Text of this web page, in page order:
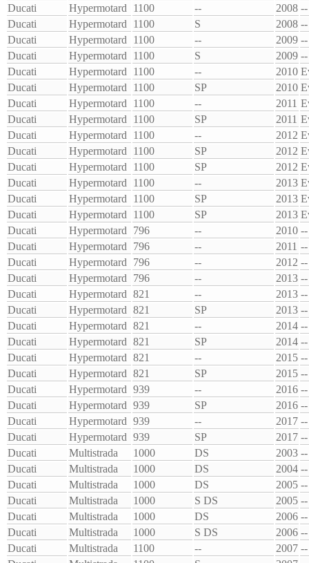
Ducati
Hypermotard 1100 -- 2008 --
Ducati
Hypermotard 1100 S 2008 --
Ducati
Hypermotard 1100 -- 2009 --
Ducati
Hypermotard 1100 S 2009 --
Ducati
Hypermotard 1100 -- 2010
Ducati
Hypermotard 1100 SP 2010
Ducati
Hypermotard 1100 -- 2011
Ducati
Hypermotard 1100 SP 2011
Ducati
Hypermotard 1100 -- 2012
Ducati
Hypermotard 1100 SP 2012
Ducati
Hypermotard 1100 SP 2012
Ducati
Hypermotard 1100 -- 2013
Ducati
Hypermotard 1100 SP 2013
Ducati
Hypermotard 1100 SP 2013
Ducati
Hypermotard 796 -- 2010 --
Ducati
Hypermotard 796 -- 2011 --
Ducati
Hypermotard 796 -- 2012 --
Ducati
Hypermotard 796 -- 2013 --
Ducati
Hypermotard 821 -- 2013 --
Ducati
Hypermotard 821 SP 2013 --
Ducati
Hypermotard 821 -- 2014 --
Ducati
Hypermotard 821 SP 2014 --
Ducati
Hypermotard 821 -- 2015 --
Ducati
Hypermotard 821 SP 2015 --
Ducati
Hypermotard 939 -- 2016 --
Ducati
Hypermotard 939 SP 2016 --
Ducati
Hypermotard 939 -- 2017 --
Ducati
Hypermotard 939 SP 2017 --
Ducati
Multistrada 1000 DS 2003 --
Ducati
Multistrada 1000 DS 2004 --
Ducati
Multistrada 1000 DS 2005 --
Ducati
Multistrada 1000 S DS 2005 --
Ducati
Multistrada 1000 DS 2006 --
Ducati
Multistrada 1000 S DS 2006 --
Ducati
Multistrada 1100 -- 2007 --